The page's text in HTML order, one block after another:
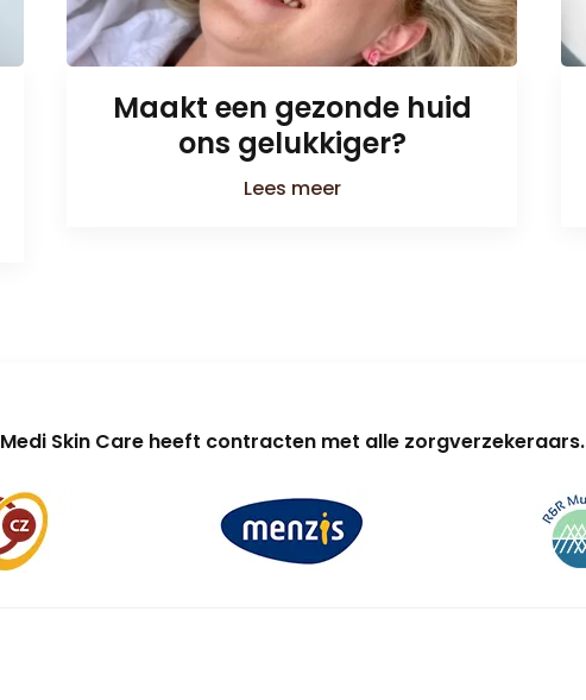
Maakt een gezonde huid
ons gelukkiger?
Lees meer
Medi Skin Care heeft contracten met alle zorgverzekeraars.